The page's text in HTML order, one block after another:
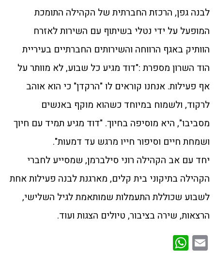
לבנה גפן, הרכזת החברתית של הקהילה התומכת
המופעל על ידי נטלי בשיתוף עם השירות לאזרח
הוותיק באגף הרווחה והשירותים החברתיים בעיריית
הוד השרון מספרת :"דוד מגיע כל שבוע, לא מוותר על
אף פעילות. אנחנו קוראים לו "הרקדן" כי הוא אוהב
לרקוד, ולשמוח במיוחד כשהוא מוקף באנשים
מסביבו", היא מוסיפה בחיוך. "דוד מגיע תמיד עם חיוך
ושמחת חיים וסיפור חייו מרגש עד דמעות".
יחד עם אב הקהילה רוני סילברמן, שמסייע לחברי
הקהילה בתיקוני בית קלים, מארגנת לבנה פעילות אחת
לשבוע שכוללת התעמלות שמותאמת לגיל השלישי,
הרצאות, שירה בציבור, טיולים הצגות ועוד.
Email